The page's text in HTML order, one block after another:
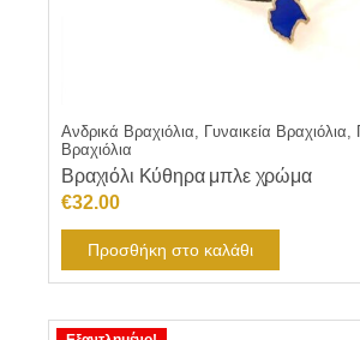
Ανδρικά Βραχιόλια, Γυναικεία Βραχιόλια,
Βραχιόλια
Βραχιόλι Κύθηρα μπλε χρώμα
€32.00
Προσθήκη στο καλάθι